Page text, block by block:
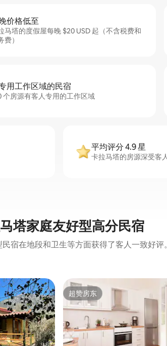
价格低至
马塔的度假屋每晚 $20 USD 起（不含税费和
费）
用工作区域的民宿
个房源有客人专用的工作区域
平均评分 4.9 星
卡拉马塔的房源深受客
塔家庭友好型高分民宿
宿在地段和卫生等方面获得了客人一致好评。
评价
超赞房东
超赞房东